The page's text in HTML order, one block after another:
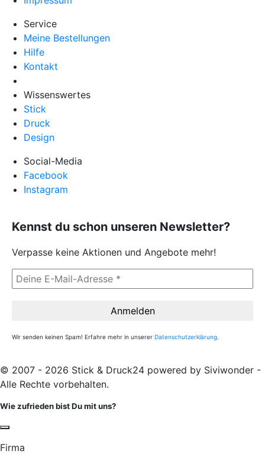
Service
Meine Bestellungen
Hilfe
Kontakt
Wissenswertes
Stick
Druck
Design
Social-Media
Facebook
Instagram
Kennst du schon unseren Newsletter?
Verpasse keine Aktionen und Angebote mehr!
Wir senden keinen Spam! Erfahre mehr in unserer Datenschutzerklärung.
© 2007 - 2026 Stick & Druck24 powered by Siviwonder -
Alle Rechte vorbehalten.
Wie zufrieden bist Du mit uns?
Firma